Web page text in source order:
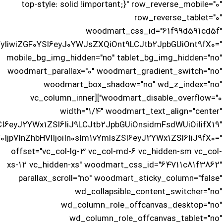
top-style: solid !important;}" row_reverse_mobile="0"
row_reverse_tablet="0"
woodmart_css_id="61f99d591cd5f"
mobile_bg_img_hidden="no" tablet_bg_img_hidden="no"
woodmart_parallax="0" woodmart_gradient_switch="no"
woodmart_box_shadow="no" wd_z_index="no"
woodmart_disable_overflow="0"][vc_column_inner
width="1/4" woodmart_text_align="center"
offset="vc_col-lg-3 vc_col-md-6 vc_hidden-sm vc_col-
xs-12 vc_hidden-xs" woodmart_css_id="64711c81f3862"
parallax_scroll="no" woodmart_sticky_column="false"
wd_collapsible_content_switcher="no"
wd_column_role_offcanvas_desktop="no"
wd_column_role_offcanvas_tablet="no"